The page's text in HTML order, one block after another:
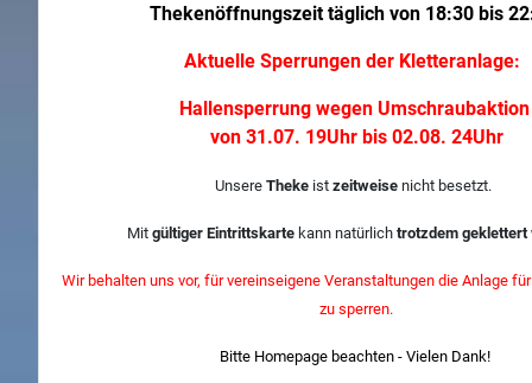
Thekenöffnungszeit täglich von 18:30 bis
Aktuelle Sperrungen der Kletteranlage:
Hallensperrung wegen
von 31.07. 19Uhr bis 02.08. 24Uhr
UnsereTheke istzeitweise nicht besetzt.
Mit gültiger Eintrittskarte kann natürlich trotzdem geklettert
Wir behalten uns vor, für vereinseigene Veranstaltungen die Anlage
zu sperren.
Bitte Homepage beachten - Vielen Dank!